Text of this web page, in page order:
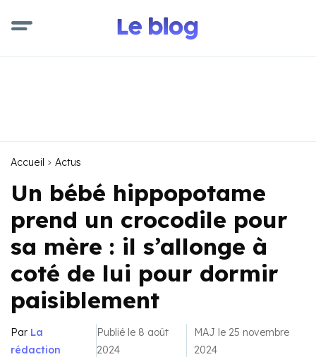
Accueil Actus
Un bébé hippopotame
prend un crocodile pour
sa mère : il s’allonge à
coté de lui pour dormir
paisiblement
Par La
rédaction
Publié le 8 août
2024
MAJ le 25 novembre
2024